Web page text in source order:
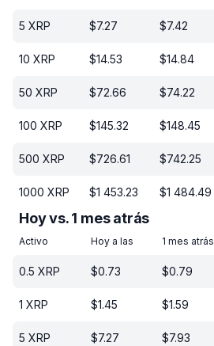
5 XRP $7.27 $7.42
10 XRP $14.53 $14.84
50 XRP $72.66 $74.22
100 XRP $145.32 $148.45
500 XRP $726.61 $742.25
1000 XRP $1 453.23 $1 484.49
Hoy vs. 1 mes atrás
Activo Hoy a las 1 mes atrás
0.5 XRP $0.73 $0.79
1 XRP $1.45 $1.59
5 XRP $7.27 $7.93